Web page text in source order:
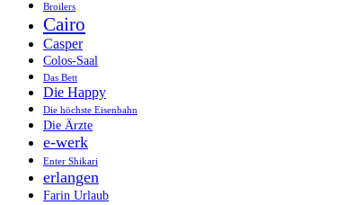
Broilers
Cairo
Casper
Colos-Saal
Das Bett
Die Happy
Die höchste Eisenbahn
Die Ärzte
e-werk
Enter Shikari
erlangen
Farin Urlaub